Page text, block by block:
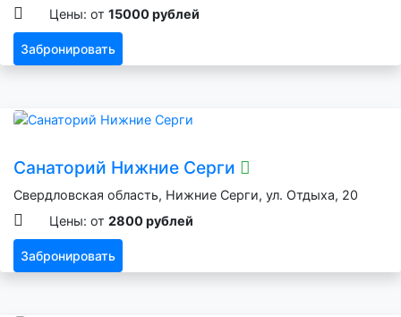
Цены: от 15000 рублей
Забронировать
Санаторий Нижние Серги
Свердловская область, Нижние Серги, ул. Отдыха, 20
Цены: от 2800 рублей
Забронировать